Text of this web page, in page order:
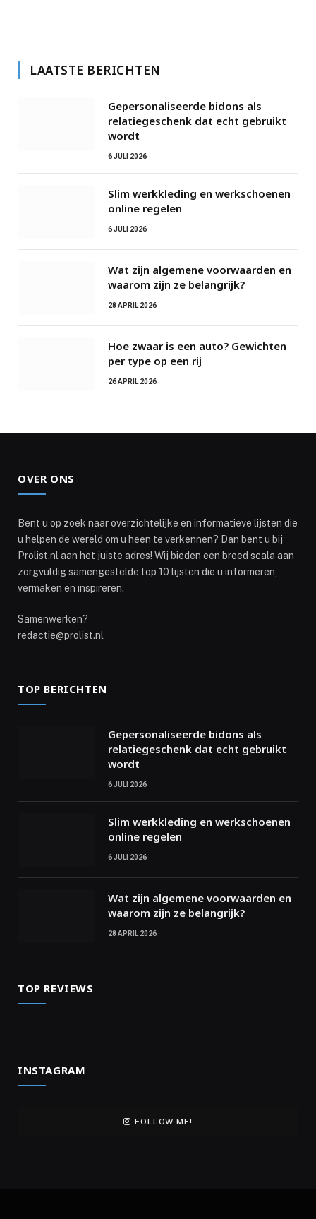
LAATSTE BERICHTEN
Gepersonaliseerde bidons als
relatiegeschenk dat echt gebruikt
wordt
6 JULI 2026
Slim werkkleding en werkschoenen
online regelen
6 JULI 2026
Wat zijn algemene voorwaarden en
waarom zijn ze belangrijk?
28 APRIL 2026
Hoe zwaar is een auto? Gewichten
per type op een rij
26 APRIL 2026
OVER ONS
Bent u op zoek naar overzichtelijke en informatieve lijsten die
u helpen de wereld om u heen te verkennen? Dan bent u bij
Prolist.nl aan het juiste adres! Wij bieden een breed scala aan
zorgvuldig samengestelde top 10 lijsten die u informeren,
vermaken en inspireren.
Samenwerken?
redactie@prolist.nl
TOP BERICHTEN
Gepersonaliseerde bidons als
relatiegeschenk dat echt gebruikt
wordt
6 JULI 2026
Slim werkkleding en werkschoenen
online regelen
6 JULI 2026
Wat zijn algemene voorwaarden en
waarom zijn ze belangrijk?
28 APRIL 2026
TOP REVIEWS
INSTAGRAM
FOLLOW ME!